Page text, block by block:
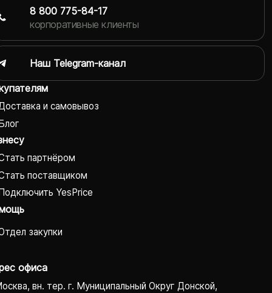
и самовывоз
партнёром
поставщиком
YesPrice
закупки
офиса
вн. тер. г. Муниципальный Округ Донской,
8 800 775-84-17
корпоративные клиенты
Наш Telegram-канал